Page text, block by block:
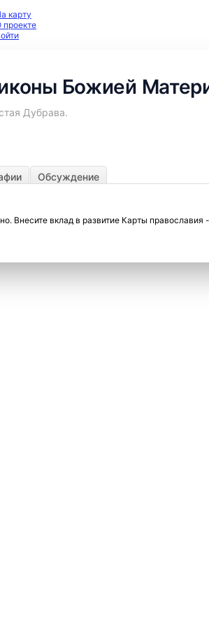
карту
проекте
Божией
Дубрава.
Обсуждение
Внесите вклад в развитие Карты православия -